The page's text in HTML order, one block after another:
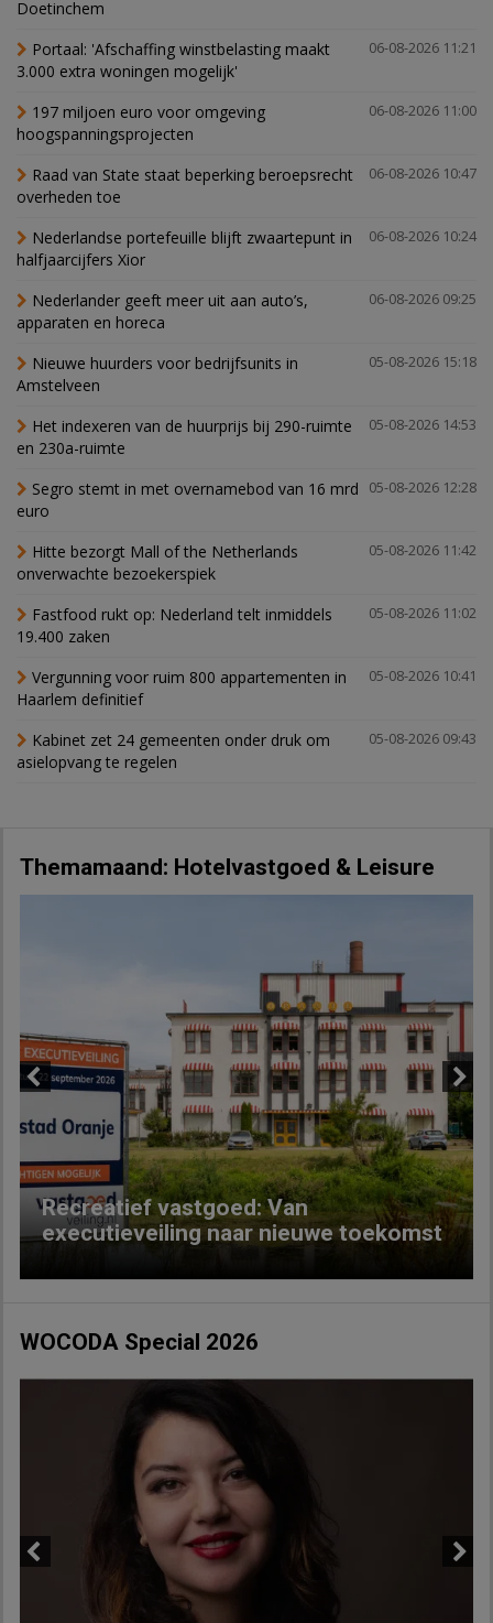
Doetinchem
06-08-2026 11:21
Portaal: 'Afschaffing winstbelasting maakt
3.000 extra woningen mogelijk'
06-08-2026 11:00
197 miljoen euro voor omgeving
hoogspanningsprojecten
06-08-2026 10:47
Raad van State staat beperking beroepsrecht
overheden toe
06-08-2026 10:24
Nederlandse portefeuille blijft zwaartepunt in
halfjaarcijfers Xior
06-08-2026 09:25
Nederlander geeft meer uit aan auto’s,
apparaten en horeca
05-08-2026 15:18
Nieuwe huurders voor bedrijfsunits in
Amstelveen
05-08-2026 14:53
Het indexeren van de huurprijs bij 290-ruimte
en 230a-ruimte
05-08-2026 12:28
Segro stemt in met overnamebod van 16 mrd
euro
05-08-2026 11:42
Hitte bezorgt Mall of the Netherlands
onverwachte bezoekerspiek
05-08-2026 11:02
Fastfood rukt op: Nederland telt inmiddels
19.400 zaken
05-08-2026 10:41
Vergunning voor ruim 800 appartementen in
Haarlem definitief
05-08-2026 09:43
Kabinet zet 24 gemeenten onder druk om
asielopvang te regelen
Themamaand: Hotelvastgoed & Leisure
Recreatief vastgoed: Van
executieveiling naar nieuwe toekomst
Next
WOCODA Special 2026